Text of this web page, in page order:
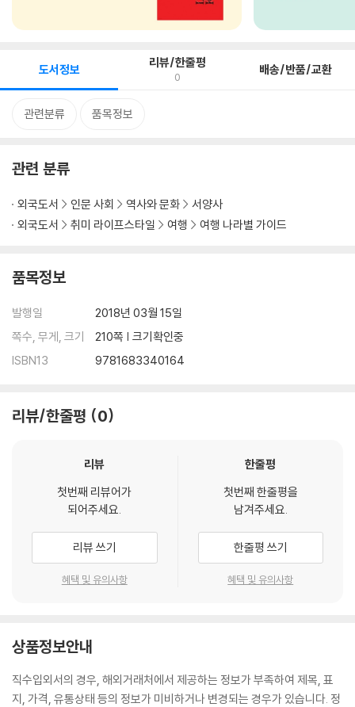
도서정보 리뷰/한줄평
0 배송/반품/교환
관련분류 품목정보
관련 분류
외국도서 인문 사회 역사와 문화
서양사
외국도서
취미 라이프스타일 여행 여행 나라별 가이드
품목정보
발행일
2018년 03월 15일
쪽수, 무게, 크기
210쪽 | 크기확인중
ISBN13
9781683340164
리뷰/한줄평 0
리뷰
첫번째 리뷰어가
되어주세요.
리뷰 쓰기
혜택 및 유의사항
한줄평
첫번째 한줄평을
남겨주세요.
한줄평 쓰기
혜택 및 유의사항
상품정보안내
직수입외서의 경우, 해외거래처에서 제공하는 정보가 부족하여 제목, 표
지, 가격, 유통상태 등의 정보가 미비하거나 변경되는 경우가 있습니다. 정